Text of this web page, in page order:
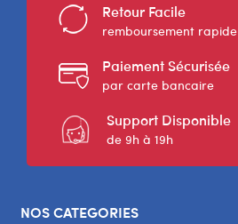
Retour Facile
remboursement rapide
Paiement Sécurisée
par carte bancaire
Support Disponible
de 9h à 19h
NOS CATEGORIES